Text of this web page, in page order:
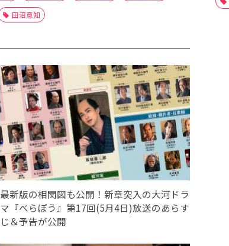
田沼意知
最新版の相関図も公開！新章突入の大河ドラ
マ『べらぼう』第17回(5月4日)放送のあらす
じ＆予告が公開